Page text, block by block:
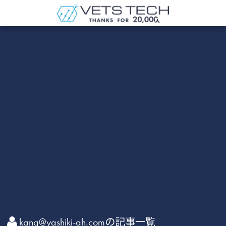
kang@yashiki-ah.comの記事一覧